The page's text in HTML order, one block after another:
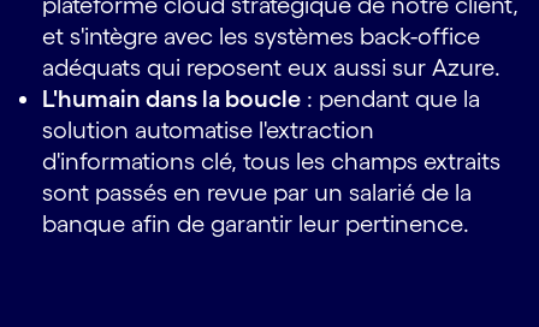
et s'intègre avec les systèmes back-office
adéquats qui reposent eux aussi sur Azure.
L'humain dans la boucle : pendant que la
solution automatise l'extraction
d'informations clé, tous les champs extraits
sont passés en revue par un salarié de la
banque afin de garantir leur pertinence.